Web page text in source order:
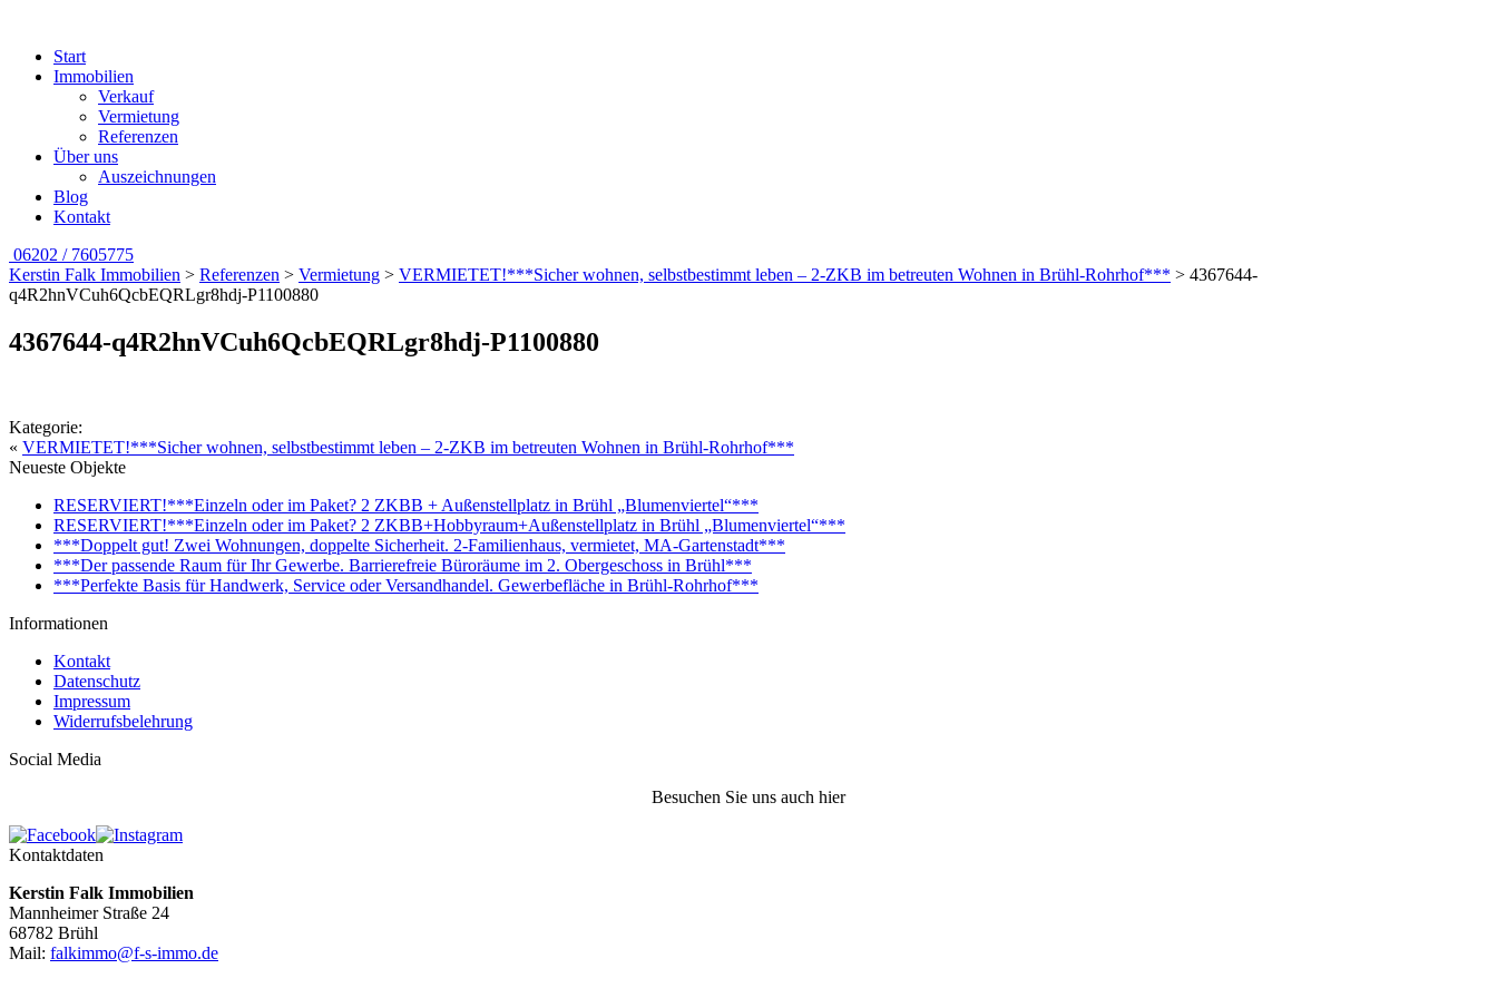
Start
Immobilien
Verkauf
Vermietung
Referenzen
Über uns
Auszeichnungen
Blog
Kontakt
06202 / 7605775
Kerstin Falk Immobilien > Referenzen > Vermietung > VERMIETET!***Sicher wohnen, selbstbestimmt leben – 2-ZKB im betreuten Wohnen in Brühl-Rohrhof*** > 4367644-
q4R2hnVCuh6QcbEQRLgr8hdj-P1100880
4367644-q4R2hnVCuh6QcbEQRLgr8hdj-P1100880
Kategorie:
« VERMIETET!***Sicher wohnen, selbstbestimmt leben – 2-ZKB im betreuten Wohnen in Brühl-Rohrhof***
Neueste Objekte
RESERVIERT!***Einzeln oder im Paket? 2 ZKBB + Außenstellplatz in Brühl „Blumenviertel“***
RESERVIERT!***Einzeln oder im Paket? 2 ZKBB+Hobbyraum+Außenstellplatz in Brühl „Blumenviertel“***
***Doppelt gut! Zwei Wohnungen, doppelte Sicherheit. 2-Familienhaus, vermietet, MA-Gartenstadt***
***Der passende Raum für Ihr Gewerbe. Barrierefreie Büroräume im 2. Obergeschoss in Brühl***
***Perfekte Basis für Handwerk, Service oder Versandhandel. Gewerbefläche in Brühl-Rohrhof***
Informationen
Kontakt
Datenschutz
Impressum
Widerrufsbelehrung
Social Media
Besuchen Sie uns auch hier
Kontaktdaten
Kerstin Falk Immobilien
Mannheimer Straße 24
68782 Brühl
Mail: falkimmo@f-s-immo.de